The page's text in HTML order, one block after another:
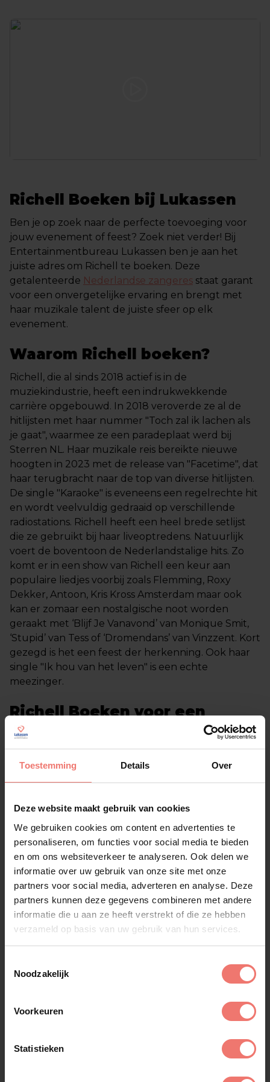
Toestemming Details Over
Deze website maakt gebruik van cookies
We gebruiken cookies om content en advertenties te
personaliseren, om functies voor social media te bieden
en om ons websiteverkeer te analyseren. Ook delen we
informatie over uw gebruik van onze site met onze
partners voor social media, adverteren en analyse. Deze
partners kunnen deze gegevens combineren met andere
informatie die u aan ze heeft verstrekt of die ze hebben
verzameld op basis van uw gebruik van hun services.
Noodzakelijk
Voorkeuren
Statistieken
Richell Boeken bij Lukassen
Ben je op zoek naar de perfecte toevoeging voor
jouw evenement of feest? Zoek niet verder! Bij
Entertainmentbureau Lukassen ben je aan het
juiste adres om Richell te boeken. Deze
getalenteerde Nederlandse zangeres staat garant
voor een onvergetelijke ervaring en brengt met
haar muzikale talent de juiste sfeer op elk
evenement.
Waarom Richell boeken?
Richell, die al sinds 2018 actief is in de
muziekindustrie, heeft een indrukwekkende
carrière opgebouwd. In 2018 veroverde ze al de
hitlijsten met haar nummer "Toch zal ik lachen als
je gaat", waarmee ze een paradeplaat werd bij
Sterren NL. Haar muzikale reis bereikte nieuwe
hoogten in 2023 met de release van "Facetime", dat
haar terugbracht naar de top van diverse hitlijsten.
De single "Karaoke" is eveneens een regelrechte hit
en wordt veelvuldig gedraaid op verschillende
radiostations. Richell heeft een heel brede setlijst
die ze gebruikt bij haar liveoptredens. Natuurlijk
voert de boventoon de Nederlandstalige hits. Zo
komt er in een show van Richell een keur aan
populaire liedjes voorbij zoals Flemming, Roxy
Dekker, Antoon, Kris Kross Amsterdam maar ook
kan er zomaar een nostalgische noot worden
geraakt met ‘Blijf Je Vanavond’ van Monique Smit,
‘Stupid’ van Tess of ‘Dromendans’ van Vinzzent. Kort
gezegd is het een feest der herkenning. Ook haar
single "Ik hou van het leven" is een echte
meezinger.
Richell Boeken voor een
gouden toekomst
perfecte partner gevonden voor haar muzikale
avontuur. Deze samenwerking belooft een gouden
haal je een artiest in huis die de harten van het
publiek verovert.
Wat kost Richell boeken?
De prijs voor het boeken van Richell is vanaf €995,-
exclusief btw voor een tijdsduur van 30 minuten.
Richell boeken doe je dus snel, makkelijk en
voordelig bij Lukassen. Voor meer informatie van
Hoe Richell boeken bij
Lukassen?
eenvoudig en probleemloos. Neem gewoon
contact op met Lukassen, dé specialist in het